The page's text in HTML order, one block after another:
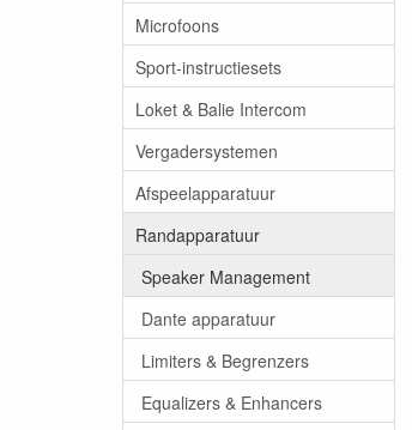
Microfoons
Sport-instructiesets
Loket & Balie Intercom
Vergadersystemen
Afspeelapparatuur
Randapparatuur
Speaker Management
Dante apparatuur
Limiters & Begrenzers
Equalizers & Enhancers